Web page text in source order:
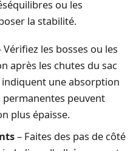
ou les
la stabilité.
les bosses ou les
après les chutes du sac
une absorption
peuvent
plus épaisse.
– Faites des pas de côté